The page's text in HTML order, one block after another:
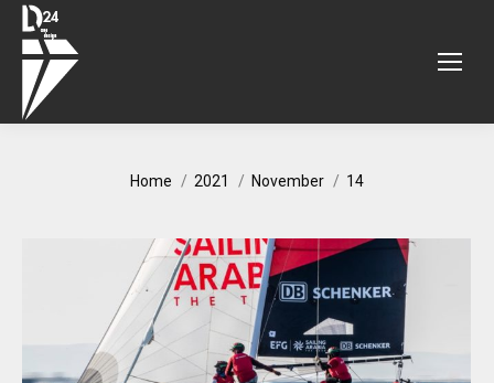
Home 2021 November 14